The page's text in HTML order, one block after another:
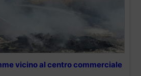
vicino al centro commerciale